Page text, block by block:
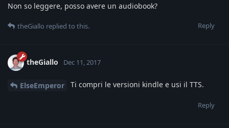
Non so leggere, posso avere un audiobook?
Reply
theGiallo replied to this.
theGiallo Dec 11, 2017
ElseEmperor Ti compri le versioni kindle e usi il TTS.
Reply